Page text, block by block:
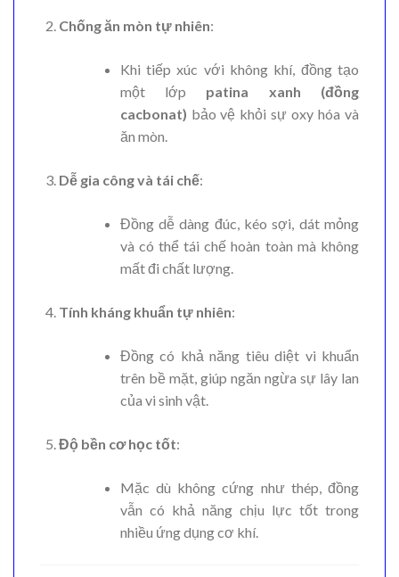
Chống ăn mòn tự nhiên:
Khi tiếp xúc với không khí, đồng tạo
một lớp patina xanh (đồng
cacbonat) bảo vệ khỏi sự oxy hóa và
ăn mòn.
Dễ gia công và tái chế:
Đồng dễ dàng đúc, kéo sợi, dát mỏng
và có thể tái chế hoàn toàn mà không
mất đi chất lượng.
Tính kháng khuẩn tự nhiên:
Đồng có khả năng tiêu diệt vi khuẩn
trên bề mặt, giúp ngăn ngừa sự lây lan
của vi sinh vật.
Độ bền cơ học tốt:
Mặc dù không cứng như thép, đồng
vẫn có khả năng chịu lực tốt trong
nhiều ứng dụng cơ khí.